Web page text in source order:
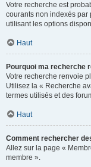
Votre recherche est
courants non indexés par
utilisant les options
Haut
Pourquoi ma recherche
Votre recherche renvoie
Utilisez la « Recherche
termes utilisés et des
Haut
Comment rechercher
Allez sur la page «
membre ».